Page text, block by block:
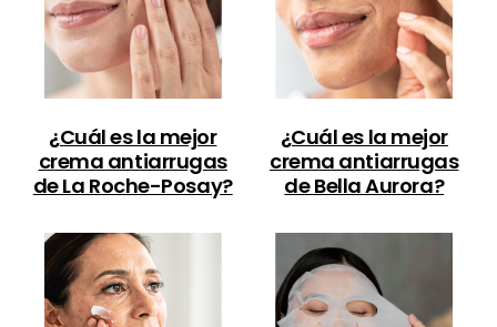
¿Cuál es la mejor
crema antiarrugas
de La Roche-Posay?
¿Cuál es la mejor
crema antiarrugas
de Bella Aurora?